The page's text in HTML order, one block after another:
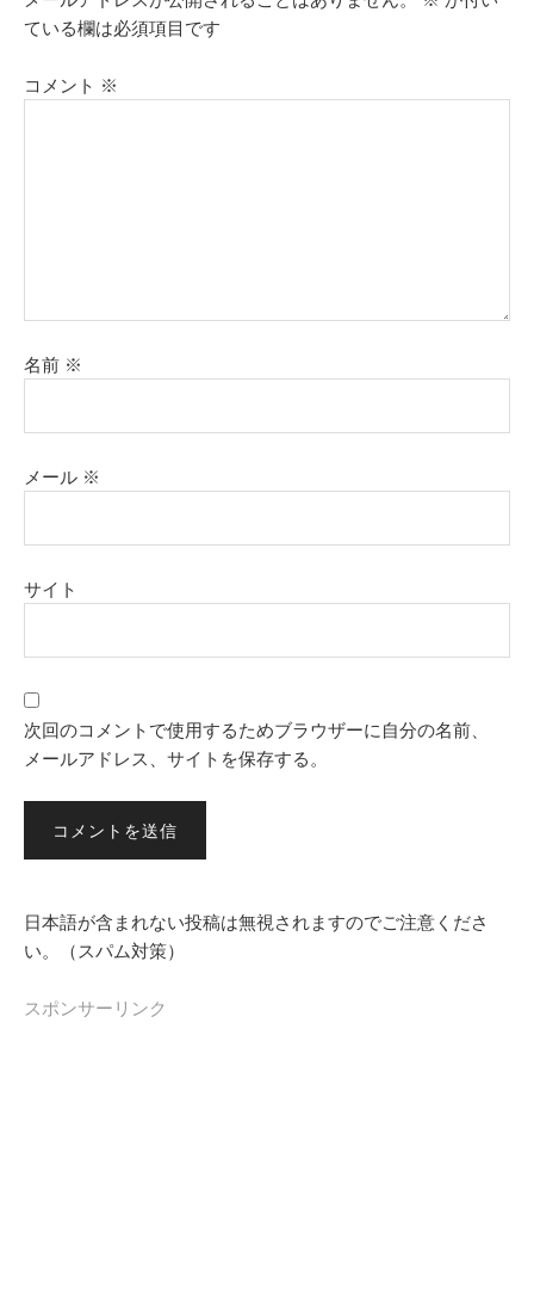
ている欄は必須項目です
コメント ※
名前 ※
メール ※
サイト
次回のコメントで使用するためブラウザーに自分の名前、
メールアドレス、サイトを保存する。
日本語が含まれない投稿は無視されますのでご注意くださ
い。（スパム対策）
スポンサーリンク